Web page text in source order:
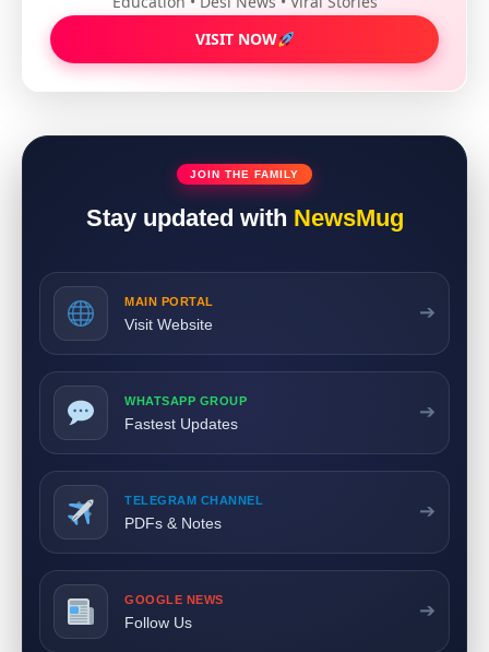
VISIT NOW
JOIN THE FAMILY
Stay updated with NewsMug
MAIN PORTAL
Visit Website
➔
WHATSAPP GROUP
Fastest Updates
➔
TELEGRAM CHANNEL
PDFs & Notes
➔
GOOGLE NEWS
Follow Us
➔